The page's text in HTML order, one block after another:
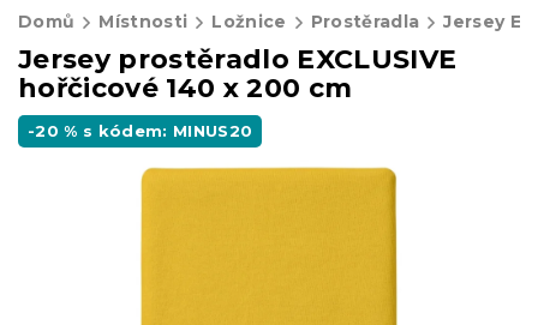
Domů Místnosti Ložnice Prostěradla Jersey
Jersey prostěradlo EXCLUSIVE
hořčicové 140 x 200 cm
-20 % s kódem: MINUS20